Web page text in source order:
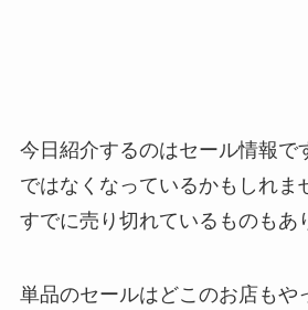
今日紹介するのはセール情報で
ではなくなっているかもしれま
すでに売り切れているものもあ
単品のセールはどこのお店もや